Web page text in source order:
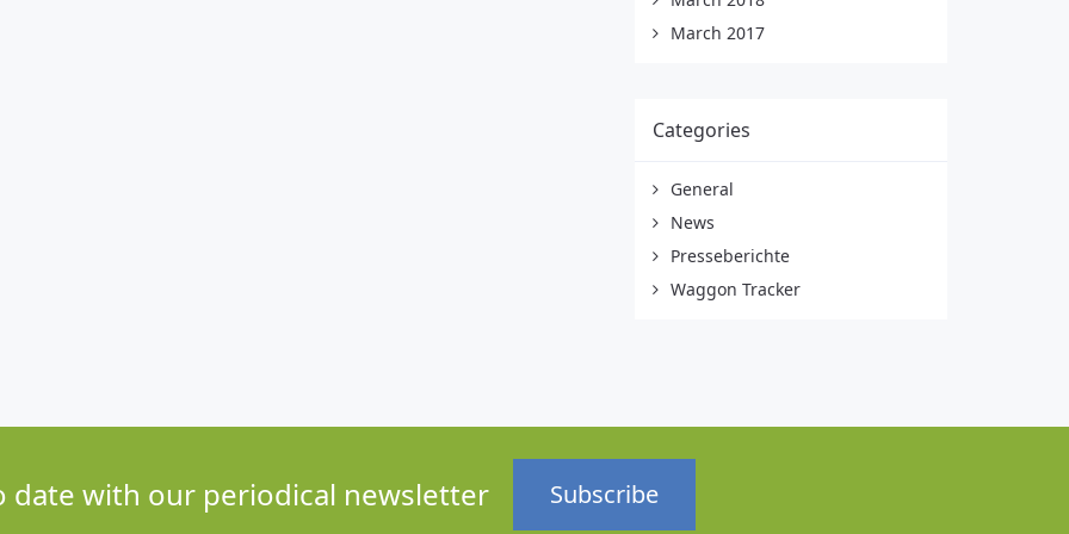
March 2017
Categories
General
News
Presseberichte
Waggon Tracker
date with our periodical newsletter Subscribe